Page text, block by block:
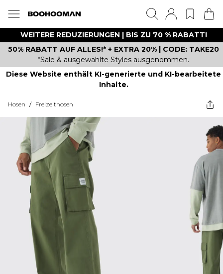
WEITERE REDUZIERUNGEN | BIS ZU 70 % RABATT!
50% RABATT AUF ALLES!* + EXTRA 20% | CODE: TAKE20
*Sale & ausgewählte Styles ausgenommen.
Diese Website enthält KI-generierte und KI-bearbeitete
Inhalte.
Hosen / Freizeithosen